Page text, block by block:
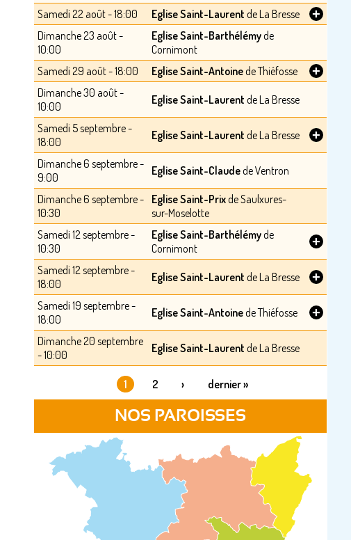
Samedi 22 août - 18:00
Eglise Saint-Laurent de La Bresse +
Dimanche 23 août -
10:00
Eglise Saint-Barthélémyde
Cornimont
Samedi 29 août - 18:00
Eglise Saint-Antoinede Thiéfosse +
Dimanche 30 août -
10:00
Eglise Saint-Laurent de La Bresse
Samedi 5 septembre -
18:00
Eglise Saint-Laurent de La Bresse +
Dimanche 6 septembre -
9:00
Eglise Saint-Claudede Ventron
Dimanche 6 septembre -
10:30
Eglise Saint-Prixde Saulxures-
sur-Moselotte
Samedi 12 septembre -
10:30
Eglise Saint-Barthélémyde
Cornimont
+
Samedi 12 septembre -
18:00
Eglise Saint-Laurent de La Bresse +
Samedi 19 septembre -
18:00
Eglise Saint-Antoinede Thiéfosse +
Dimanche 20 septembre
- 10:00
Eglise Saint-Laurent de La Bresse
1 2 › dernier »
NOS PAROISSES